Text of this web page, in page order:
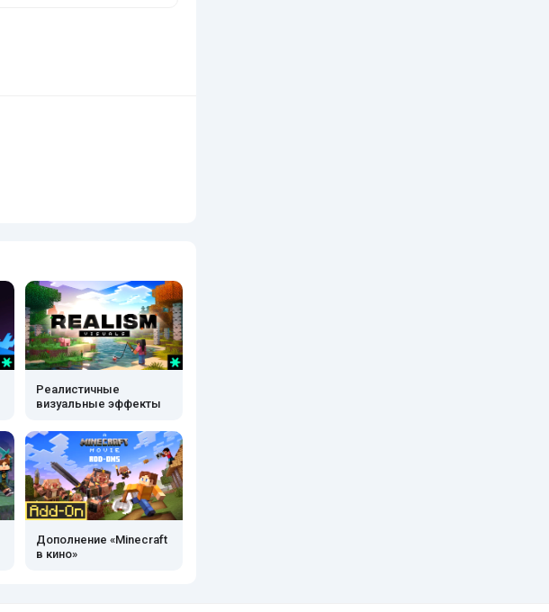
Реалистичные
визуальные эффекты
Дополнение «Minecraft
в кино»